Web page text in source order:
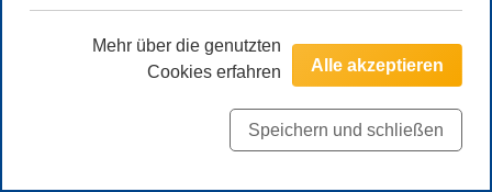
Alle akzeptieren
Speichern und schließen
Mehr über die genutzten
Cookies erfahren